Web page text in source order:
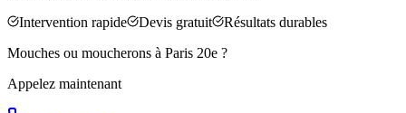
Intervention rapide
Devis gratuit
Résultats durables
Mouches ou moucherons à Paris 20e ?
Appelez maintenant